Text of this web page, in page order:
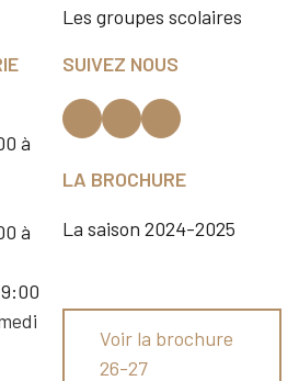
Les groupes scolaires
à
à
SUIVEZ NOUS
LA BROCHURE
La saison 2024-2025
Voir la brochure
26-27